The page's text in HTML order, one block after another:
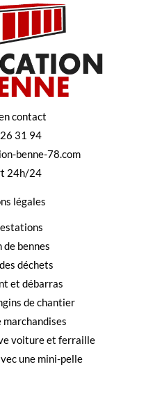
contact
31 94
benne-78.com
24h/24
légales
de bennes
déchets
et débarras
de chantier
marchandises
voiture et ferraille
une mini-pelle